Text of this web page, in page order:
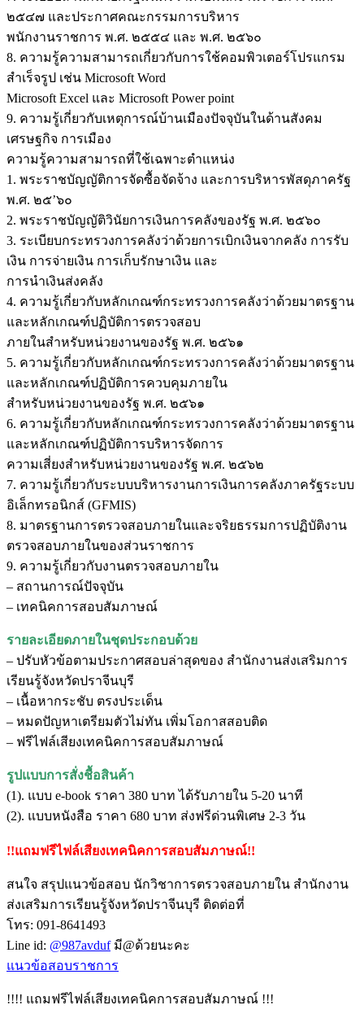
๒๕๔๗ และประกาศคณะกรรมการบริหาร
พนักงานราชการ พ.ศ. ๒๕๕๔ และ พ.ศ. ๒๕๖๐
8. ความรู้ความสามารถเกี่ยวกับการใช้คอมพิวเตอร์โปรแกรม
สำเร็จรูป เช่น Microsoft Word
Microsoft Excel และ Microsoft Power point
9. ความรู้เกี่ยวกับเหตุการณ์บ้านเมืองปัจจุบันในด้านสังคม
เศรษฐกิจ การเมือง
ความรู้ความสามารถที่ใช้เฉพาะตำแหน่ง
1. พระราชบัญญัติการจัดซื้อจัดจ้าง และการบริหารพัสดุภาครัฐ
พ.ศ. ๒๕’๖๐
2. พระราชบัญญัติวินัยการเงินการคลังของรัฐ พ.ศ. ๒๕๖๐
3. ระเบียบกระทรวงการคลังว่าด้วยการเบิกเงินจากคลัง การรับ
เงิน การจ่ายเงิน การเก็บรักษาเงิน และ
การนำเงินส่งคลัง
4. ความรู้เกี่ยวกับหลักเกณฑ์กระทรวงการคลังว่าด้วยมาตรฐาน
และหลักเกณฑ์ปฏิบัติการตรวจสอบ
ภายในสำหรับหน่วยงานของรัฐ พ.ศ. ๒๕๖๑
5. ความรู้เกี่ยวกับหลักเกณฑ์กระทรวงการคลังว่าด้วยมาตรฐาน
และหลักเกณฑ์ปฏิบัติการควบคุมภายใน
สำหรับหน่วยงานของรัฐ พ.ศ. ๒๕๖๑
6. ความรู้เกี่ยวกับหลักเกณฑ์กระทรวงการคลังว่าด้วยมาตรฐาน
และหลักเกณฑ์ปฏิบัติการบริหารจัดการ
ความเสี่ยงสำหรับหน่วยงานของรัฐ พ.ศ. ๒๕๖๒
7. ความรู้เกี่ยวกับระบบบริหารงานการเงินการคลังภาครัฐระบบ
อิเล็กทรอนิกส์ (GFMIS)
8. มาตรฐานการตรวจสอบภายในและจริยธรรมการปฏิบัติงาน
ตรวจสอบภายในของส่วนราชการ
9. ความรู้เกี่ยวกับงานตรวจสอบภายใน
– สถานการณ์ปัจจุบัน
– เทคนิคการสอบสัมภาษณ์
รายละเอียดภายในชุดประกอบด้วย
– ปรับหัวข้อตามประกาศสอบล่าสุดของ สำนักงานส่งเสริมการ
เรียนรู้จังหวัดปราจีนบุรี
– เนื้อหากระชับ ตรงประเด็น
– หมดปัญหาเตรียมตัวไม่ทัน เพิ่มโอกาสสอบติด
– ฟรีไฟล์เสียงเทคนิคการสอบสัมภาษณ์
รูปแบบการสั่งชื้อสินค้า
(1). แบบ e-book ราคา 380 บาท ได้รับภายใน 5-20 นาที
(2). แบบหนังสือ ราคา 680 บาท ส่งฟรีด่วนพิเศษ 2-3 วัน
!!แถมฟรีไฟล์เสียงเทคนิคการสอบสัมภาษณ์!!
สนใจ สรุปแนวข้อสอบ นักวิชาการตรวจสอบภายใน สำนักงาน
ส่งเสริมการเรียนรู้จังหวัดปราจีนบุรี ติดต่อที่
โทร: 091-8641493
Line id: @987avdufมี@ด้วยนะคะ
แนวข้อสอบราชการ
!!!! แถมฟรีไฟล์เสียงเทคนิคการสอบสัมภาษณ์ !!!